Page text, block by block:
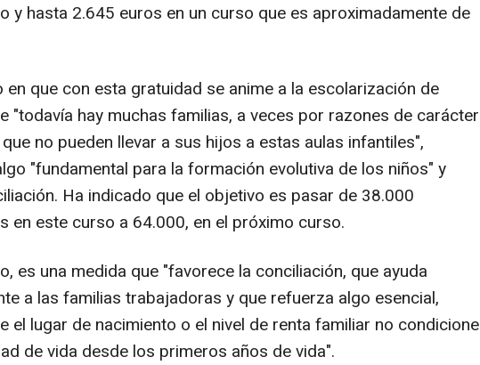
y hasta 2.645 euros en un curso que es aproximadamente de
en que con esta gratuidad se anime a la escolarización de
"todavía hay muchas familias, a veces por razones de carácter
no pueden llevar a sus hijos a estas aulas infantiles",
"fundamental para la formación evolutiva de los niños" y
Ha indicado que el objetivo es pasar de 38.000
en este curso a 64.000, en el próximo curso.
es una medida que "favorece la conciliación, que ayuda
a las familias trabajadoras y que refuerza algo esencial,
el lugar de nacimiento o el nivel de renta familiar no condicione
de vida desde los primeros años de vida".